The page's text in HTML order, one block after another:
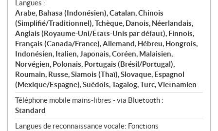
Langues :
Arabe, Bahasa (Indonésien), Catalan, Chinois
(Simplifié/Traditionnel), Tchèque, Danois, Néerlandais,
Anglais (Royaume-Uni/États-Unis par défaut), Finnois,
Français (Canada/France), Allemand, Hébreu, Hongrois,
Indonésien, Italien, Japonais, Coréen, Malaisien,
Norvégien, Polonais, Portugais (Brésil/Portugal),
Roumain, Russe, Siamois (Thaï), Slovaque, Espagnol
(Mexique/Espagne), Suédois, Tagalog, Turc, Vietnamien
Téléphone mobile mains-libres - via Bluetooth :
Standard
Langues de reconnaissance vocale: Fonctions